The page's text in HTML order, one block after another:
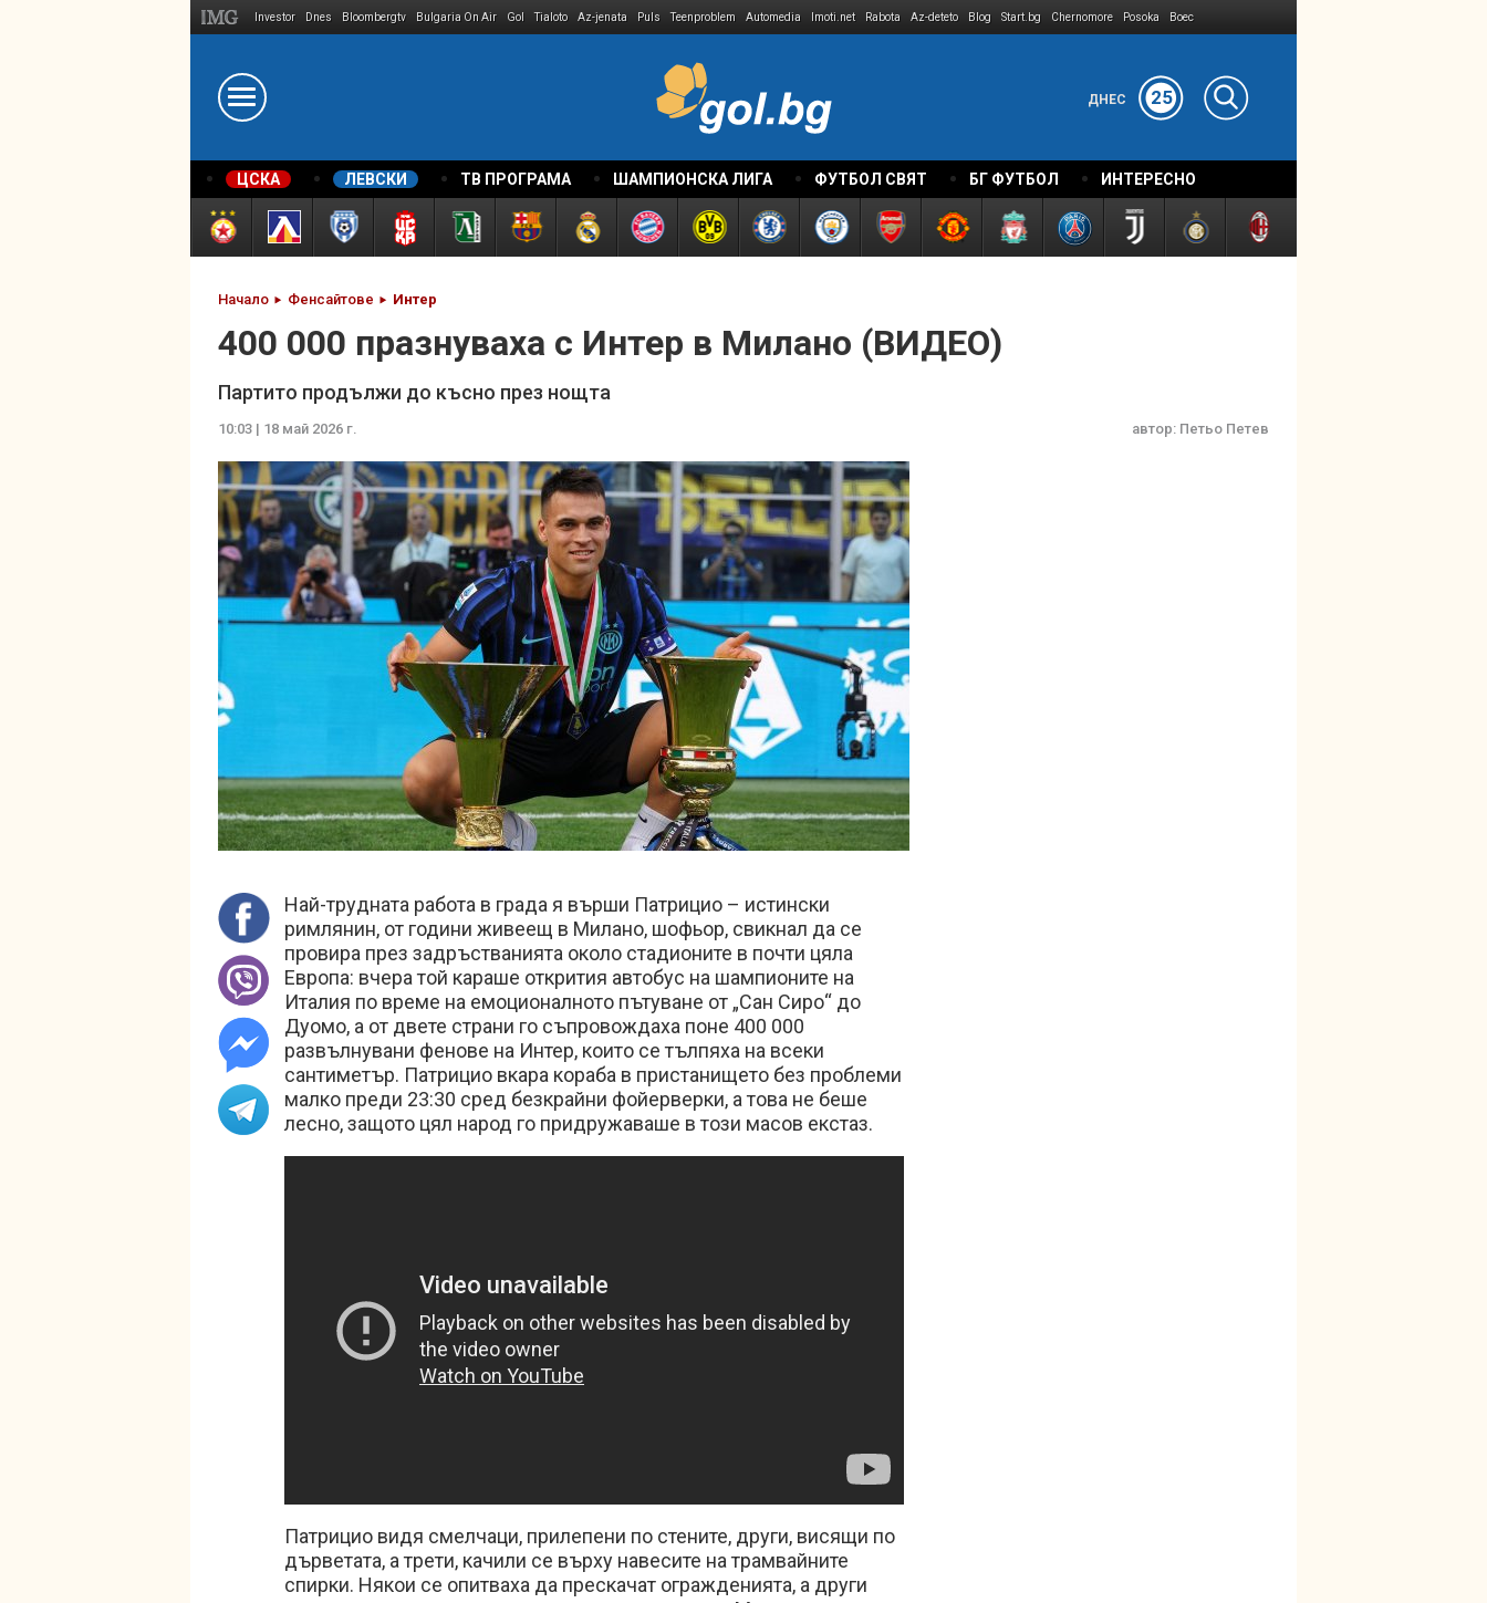
Investor Dnes Bloombergtv Bulgaria On Air Gol Tialoto Az-jenata Puls Teenproblem Automedia Imoti.net Rabota Az-deteto Blog Start.bg Chernomore Posoka Boec
ДНЕС 25
ЦСКА ЛЕВСКИ ТВ ПРОГРАМА ШАМПИОНСКА ЛИГА ФУТБОЛ СВЯТ БГ ФУТБОЛ ИНТЕРЕСНО
Начало Фенсайтове Интер
400 000 празнуваха с Интер в Милано (ВИДЕО)
Партито продължи до късно през нощта
10:03 | 18 май 2026 г. автор: Петьо Петев
Най-трудната работа в града я върши Патрицио – истински
римлянин, от години живеещ в Милано, шофьор, свикнал да се
провира през задръстванията около стадионите в почти цяла
Европа: вчера той караше открития автобус на шампионите на
Италия по време на емоционалното пътуване от „Сан Сиро“ до
Дуомо, а от двете страни го съпровождаха поне 400 000
развълнувани фенове на Интер, които се тълпяха на всеки
сантиметър. Патрицио вкара кораба в пристанището без проблеми
малко преди 23:30 сред безкрайни фойерверки, а това не беше
лесно, защото цял народ го придружаваше в този масов екстаз.
Патрицио видя смелчаци, прилепени по стените, други, висящи по
дърветата, а трети, качили се върху навесите на трамвайните
спирки. Някои се опитваха да прескачат огражденията, а други